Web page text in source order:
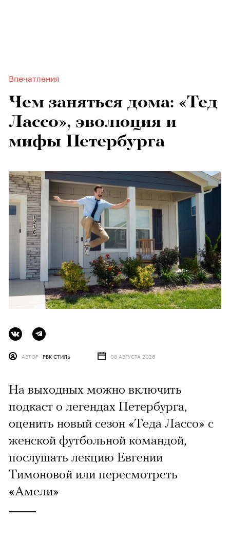
Впечатления
Чем заняться дома: «Тед
Лассо», эволюция и
мифы Петербурга
АВТОР РБК СТИЛЬ 08 АВГУСТА 2026
На выходных можно включить
подкаст о легендах Петербурга,
оценить новый сезон «Теда Лассо» с
женской футбольной командой,
послушать лекцию Евгении
Тимоновой или пересмотреть
«Амели»